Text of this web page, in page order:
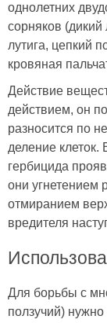
однолетних
сорняков (дикий
лутига, цепкий
кровяная
Действие
действием, он
разносится по
деление клеток.
гербицида
они угнетением
отмиранием
вредителя
Для борьбы с
ползучий)